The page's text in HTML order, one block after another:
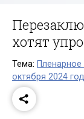
хотят
Тема:
октября 2024